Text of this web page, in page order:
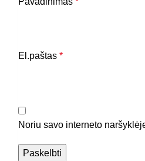
El.paštas *
Noriu savo interneto